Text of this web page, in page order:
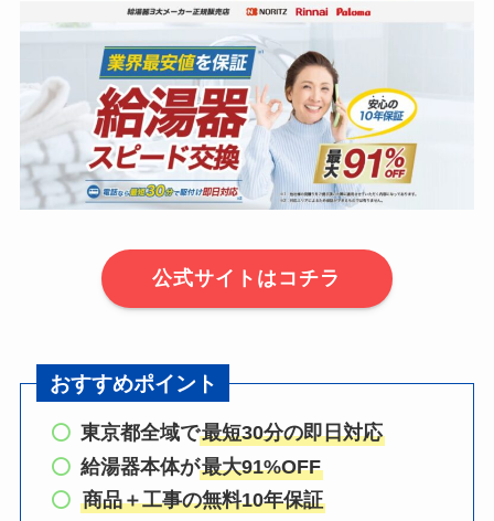
公式サイトはコチラ
おすすめポイント
東京都全域で最短30分の即日対応
給湯器本体が最大91%OFF
商品＋工事の無料10年保証